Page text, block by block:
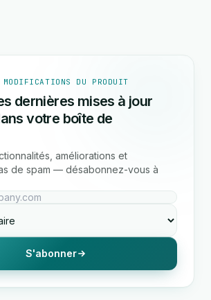
MODIFICATIONS DU PRODUIT
dernières mises à jour
votre boîte de
améliorations et
de spam — désabonnez-vous à
S'abonner